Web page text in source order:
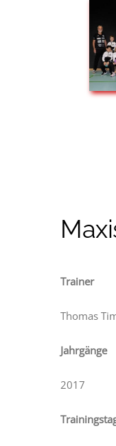
Trainer
Thomas
Jahrgänge
2017